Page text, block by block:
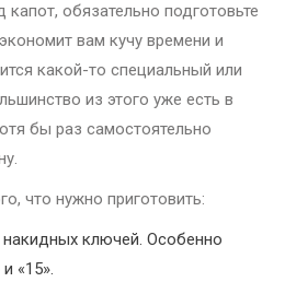
капот, обязательно подготовьте
вам кучу времени и
какой-то специальный или
из этого уже есть в
бы раз самостоятельно
что нужно приготовить:
ключей. Особенно
«15».